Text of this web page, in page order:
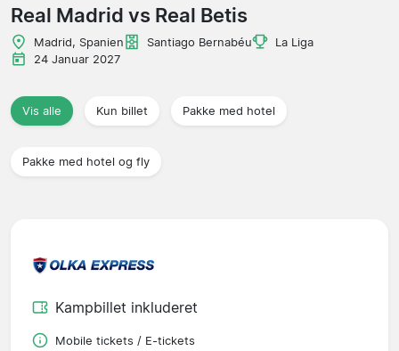
Real Madrid vs Real Betis
Madrid, Spanien Santiago Bernabéu
La Liga
24 Januar 2027
Vis alle Kun billet Pakke med hotel
Pakke med hotel og fly
Kampbillet inkluderet
Mobile tickets / E-tickets